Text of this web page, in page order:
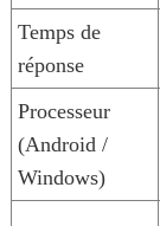
Temps de
réponse
Processeur
(Android /
Windows)